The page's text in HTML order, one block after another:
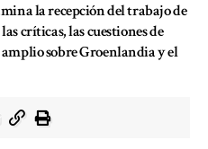
la recepción del trabajo de
críticas, las cuestiones de
sobre Groenlandia y el